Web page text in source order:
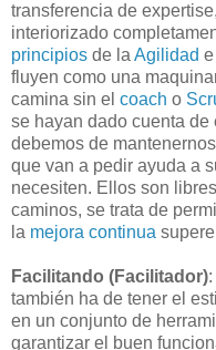
transferencia de
interiorizado
principios de laAgilidad
fluyen como una
camina sin el coach o
se hayan dado cuenta
debemos de
que van a pedir ayuda a
necesiten. Ellos son
caminos, se trata de
la mejora continua
Facilitando (Facilitador)
también ha de tener el
en un conjunto de
garantizar el buen